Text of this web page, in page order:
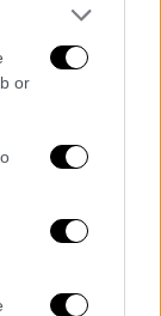
or
τους
για τη
41 clean